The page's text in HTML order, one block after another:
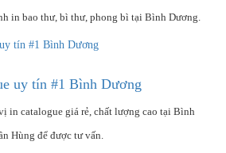
in bao thư, bì thư, phong bì tại Bình Dương.
uy tín #1 Bình Dương
in catalogue giá rẻ, chất lượng cao tại Bình
Hùng để được tư vấn.